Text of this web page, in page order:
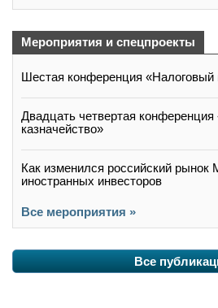
Мероприятия и спецпроекты
Шестая конференция «Налоговый
Двадцать четвертая
казначейство»
Как изменился российский рынок
иностранных инвесторов
Все мероприятия »
Все